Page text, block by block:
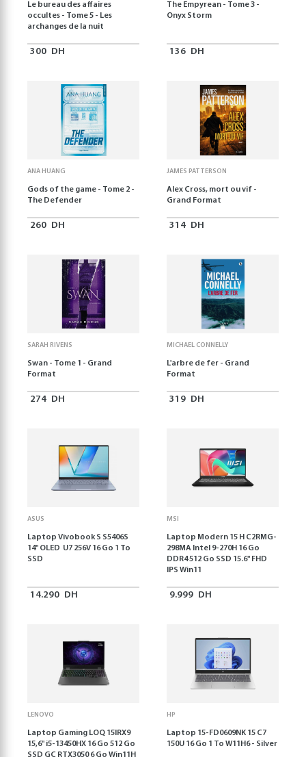
Le bureau des affaires
occultes - Tome 5 - Les
archanges de la nuit
300 DH
The Empyrean - Tome 3 -
Onyx Storm
136 DH
ANA HUANG
Gods of the game - Tome 2 -
The Defender
260 DH
JAMES PATTERSON
Alex Cross, mort ou vif -
Grand Format
314 DH
SARAH RIVENS
Swan - Tome 1 - Grand
Format
274 DH
MICHAEL CONNELLY
L'arbre de fer - Grand
Format
319 DH
ASUS
Laptop Vivobook S S5406S
14" OLED U7 256V 16 Go 1 To
SSD
14.290 DH
MSI
Laptop Modern 15 H C2RMG-
298MA Intel 9-270H 16 Go
DDR4 512 Go SSD 15.6" FHD
IPS Win11
9.999 DH
LENOVO
Laptop Gaming LOQ 15IRX9
15,6'' i5-13450HX 16 Go 512 Go
SSD GC RTX3050 6 Go Win11H
HP
Laptop 15-FD0609NK 15 C7
150U 16 Go 1 To W11H6 - Silver